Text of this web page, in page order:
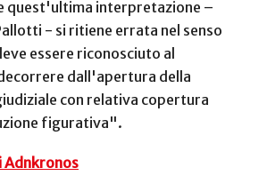
quest'ultima interpretazione –
- si ritiene errata nel senso
essere riconosciuto al
dall'apertura della
con relativa copertura
figurativa".
Adnkronos